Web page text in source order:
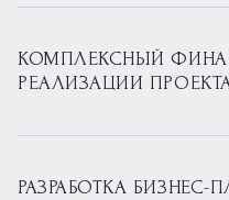
КОМПЛЕКСНЫЙ
РЕАЛИЗАЦИИ
РАЗРАБОТКА БИЗНЕС-